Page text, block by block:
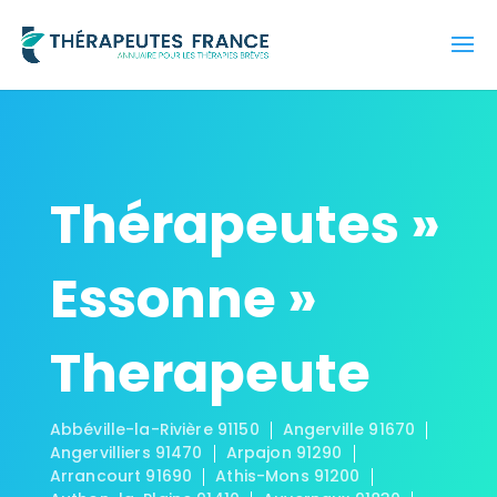
Thérapeutes »
Essonne »
Therapeute
Abbéville-la-Rivière 91150
Angerville 91670
Angervilliers 91470
Arpajon 91290
Arrancourt 91690
Athis-Mons 91200